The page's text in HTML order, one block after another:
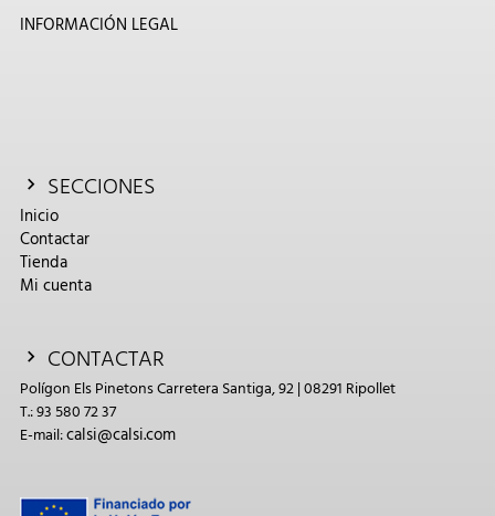
INFORMACIÓN LEGAL
SECCIONES
Inicio
Contactar
Tienda
Mi cuenta
CONTACTAR
Polígon Els Pinetons Carretera Santiga, 92 | 08291 Ripollet
T.: 93 580 72 37
E-mail:calsi@calsi.com